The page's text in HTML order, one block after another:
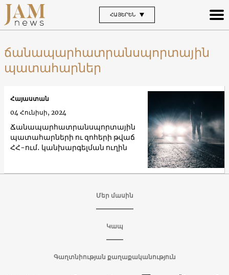
ՀԱՅԵՐԵՆ
ճանապարհատրանսպորտային
պատահարներ
Ճանապարհատրանսպորտային
պատահարների ու զոհերի թվաճ
ՀՀ-ում․ կանխարգելման ուղին
Հայաստան
04 Հունիսի, 2024
Մեր մասին
Կապ
Գաղտնիության քաղաքականություն